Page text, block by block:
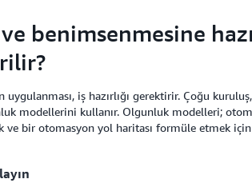
benimsenmesine
iş hazırlığı gerektirir. Çoğu
modellerini kullanır. Olgunluk modelleri;
ve bir otomasyon yol haritası formüle etmek